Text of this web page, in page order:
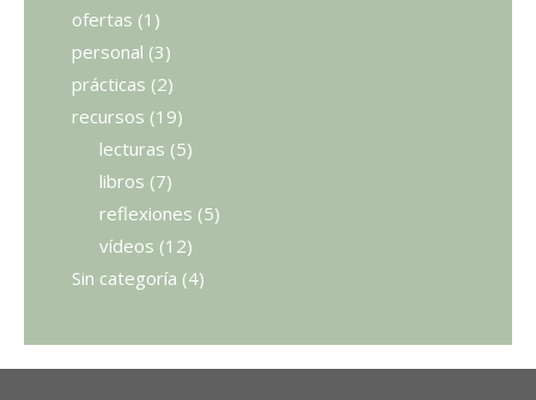
ofertas (1)
personal (3)
prácticas (2)
recursos (19)
lecturas (5)
libros (7)
reflexiones (5)
vídeos (12)
Sin categoría (4)